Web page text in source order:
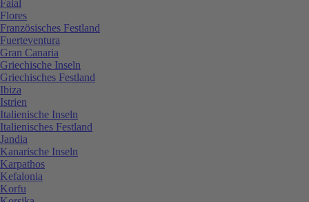
Faial
Flores
Französisches Festland
Fuerteventura
Gran Canaria
Griechische Inseln
Griechisches Festland
Ibiza
Istrien
Italienische Inseln
Italienisches Festland
Jandia
Kanarische Inseln
Karpathos
Kefalonia
Korfu